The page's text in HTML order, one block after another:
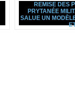
REMISE DES
PRYTANÉE
SALUE UN